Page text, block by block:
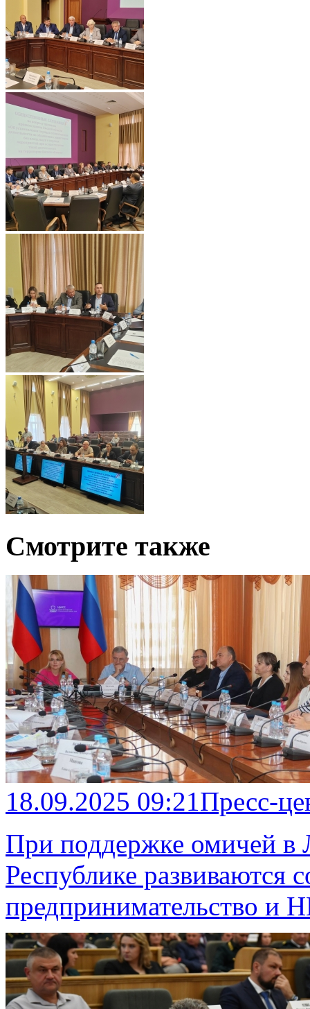
Смотрите также
18.09.2025 09:21Пресс-
При поддержке омичей в
Республике развиваются
предпринимательство и